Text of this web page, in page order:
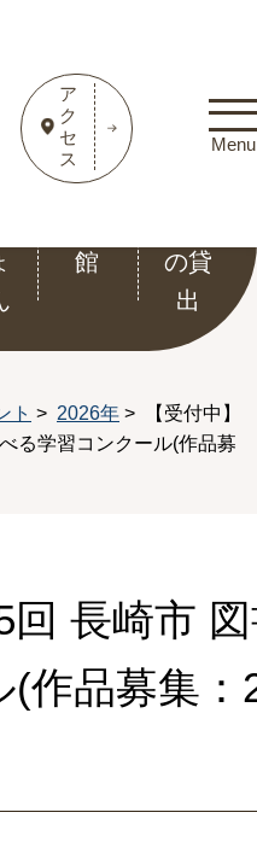
ア
ク
セ
ス
Menu
電子
館
の貸
出
ト > 2026年 > 【受付中】
る学習コンクール(作品募
回 長崎市
作品募集